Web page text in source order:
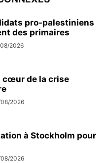
pro-palestiniens
des primaires
2026
cœur de la crise
2026
à Stockholm pour
2026